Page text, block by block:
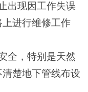
出现因工作失误
进行维修工作
全，特别是天然
楚地下管线布设